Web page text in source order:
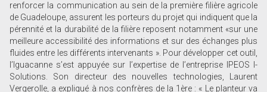
renforcer la communication au sein de la première filière agricole
de Guadeloupe, assurent les porteurs du projet qui indiquent que la
pérennité et la durabilité de la filière reposent notamment «sur une
meilleure accessibilité des informations et sur des échanges plus
fluides entre les différents intervenants ». Pour développer cet outil,
l’Iguacanne s’est appuyée sur l’expertise de l’entreprise IPEOS I-
Solutions. Son directeur des nouvelles technologies, Laurent
Vergerolle, a expliqué à nos confrères de la 1ère : « Le planteur va